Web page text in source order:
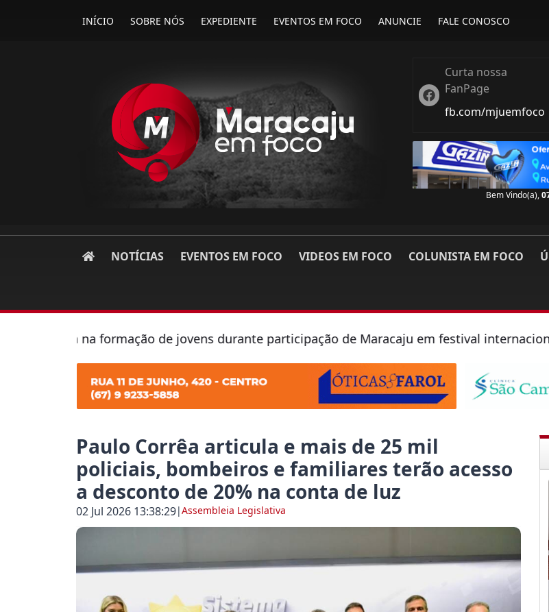
INÍCIO SOBRE NÓS EXPEDIENTE EVENTOS EM FOCO ANUNCIE FALE CONOSCO
Twitter
Curta nossa
FanPage
fb.com/mjuemfoco
Bem Vindo(a),
NOTÍCIAS EVENTOS EM FOCO VIDEOS EM FOCO COLUNISTA EM FOCO
na formação de jovens durante participação de Maracaju em festival internacional
Paulo Corrêa articula e mais de 25 mil
policiais, bombeiros e familiares terão acesso
a desconto de 20% na conta de luz
02 Jul 2026 13:38:29|Assembleia Legislativa